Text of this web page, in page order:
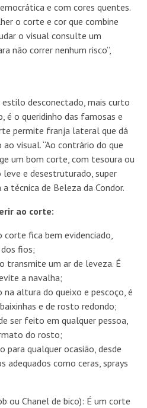
e com cores quentes.
o corte e cor que combine
o visual consulte um
não correr nenhum risco”,
estilo desconectado, mais curto
é o queridinho das famosas e
permite franja lateral que dá
visual. “Ao contrário do que
um bom corte, com tesoura ou
e desestruturado, super
técnica de Beleza da Condor.
ao corte:
corte fica bem evidenciado,
fios;
transmite um ar de leveza. É
a navalha;
altura do queixo e pescoço, é
e de rosto redondo;
ser feito em qualquer pessoa,
do rosto;
para qualquer ocasião, desde
adequados como ceras, sprays
ou Chanel de bico): É um corte